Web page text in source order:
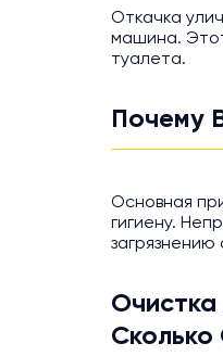
Откачка
машина.
туалета.
Почему
Основная
гигиену.